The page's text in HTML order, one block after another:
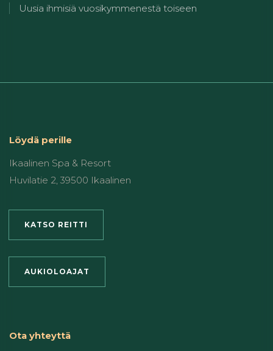
Uusia ihmisiä vuosikymmenestä toiseen
Löydä perille
Ikaalinen Spa & Resort
Huvilatie 2, 39500 Ikaalinen
KATSO REITTI
AUKIOLOAJAT
Ota yhteyttä